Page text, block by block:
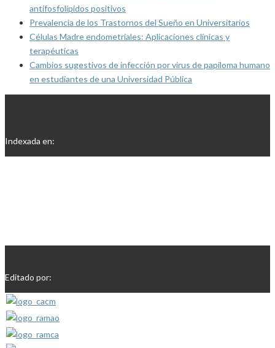
antifosfolípidos positivos
Prevalencia de los Trastornos del Sueño en Universitarios
Células Madre endometriales: Aplicaciones clínicas y
terapéuticas
Cambios sugestivos de infección por virus de papiloma humano
en estudiantes de una Universidad Pública
Indexada en:
Editado por: